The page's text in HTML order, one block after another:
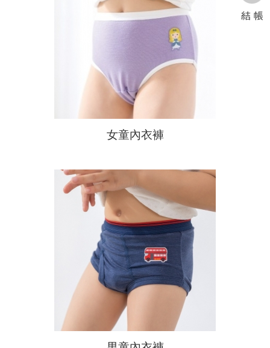
女童內衣褲